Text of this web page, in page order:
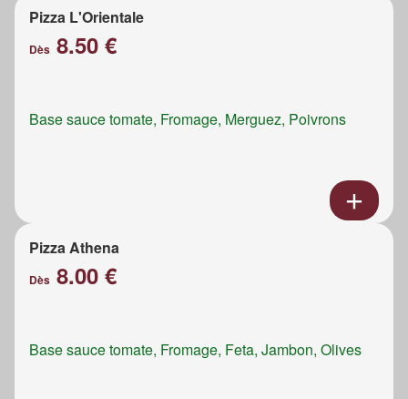
Pizza L'Orientale
Dès 8.50 €
Base sauce tomate, Fromage, Merguez, Poivrons
Pizza Athena
Dès 8.00 €
Base sauce tomate, Fromage, Feta, Jambon, Olives